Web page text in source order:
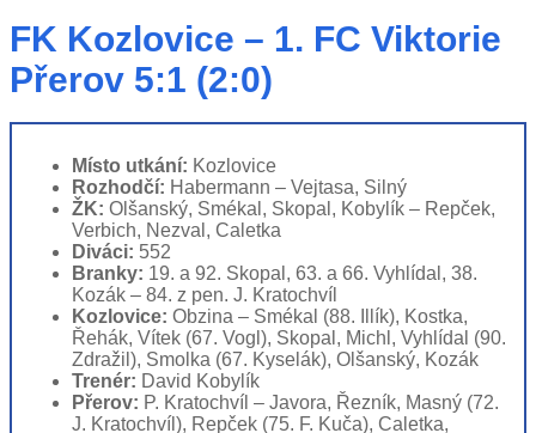
FK Kozlovice – 1. FC Viktorie
Přerov 5:1 (2:0)
Místo utkání: Kozlovice
Rozhodčí: Habermann – Vejtasa, Silný
ŽK: Olšanský, Smékal, Skopal, Kobylík – Repček,
Verbich, Nezval, Caletka
Diváci: 552
Branky: 19. a 92. Skopal, 63. a 66. Vyhlídal, 38.
Kozák – 84. z pen. J. Kratochvíl
Kozlovice: Obzina – Smékal (88. Illík), Kostka,
Řehák, Vítek (67. Vogl), Skopal, Michl, Vyhlídal (90.
Zdražil), Smolka (67. Kyselák), Olšanský, Kozák
Trenér: David Kobylík
Přerov: P. Kratochvíl – Javora, Řezník, Masný (72.
J. Kratochvíl), Repček (75. F. Kuča), Caletka,